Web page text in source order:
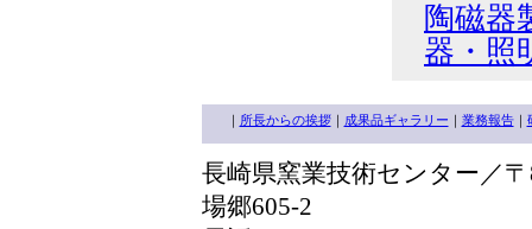
陶磁器
器・照
所長からの挨拶｜ 成果品ギャラリー 業務報告｜
長崎県窯業技術センター／
場郷605-2